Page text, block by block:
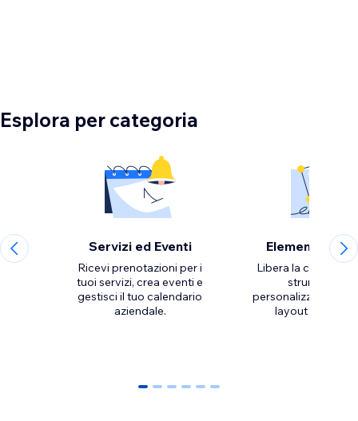
Esplora per categoria
Servizi ed Eventi
Ricevi prenotazioni per i
tuoi servizi, crea eventi e
gestisci il tuo calendario
aziendale.
Elementi di
Libera la creatività
strumenti per
personalizzare
0 1 2 3 4 5